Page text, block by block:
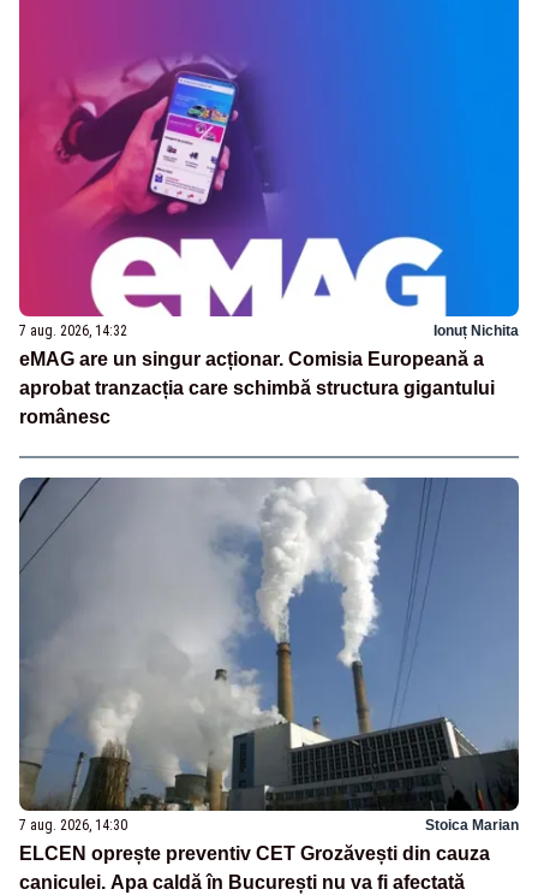
7 aug. 2026, 14:32 Ionuț Nichita
eMAG are un singur acționar. Comisia Europeană a
aprobat tranzacția care schimbă structura gigantului
românesc
7 aug. 2026, 14:30 Stoica Marian
ELCEN oprește preventiv CET Grozăvești din cauza
caniculei. Apa caldă în București nu va fi afectată